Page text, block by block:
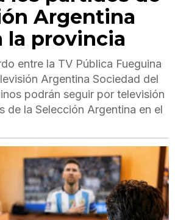
Argentina
la provincia
entre la TV Pública Fueguina
Argentina Sociedad del
podrán seguir por televisión
de la Selección Argentina en el